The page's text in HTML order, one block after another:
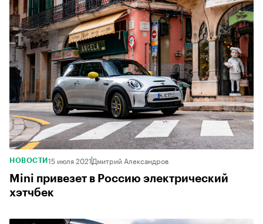
НОВОСТИ 15 июля 2021Дмитрий Александров
Mini привезет в Россию электрический
хэтчбек